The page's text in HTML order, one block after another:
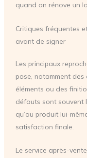
quand on rénove un
Critiques fréquentes
avant de signer
Les principaux
pose, notamment
éléments ou des
défauts sont souvent
qu’au produit lui-
satisfaction finale.
Le service après-